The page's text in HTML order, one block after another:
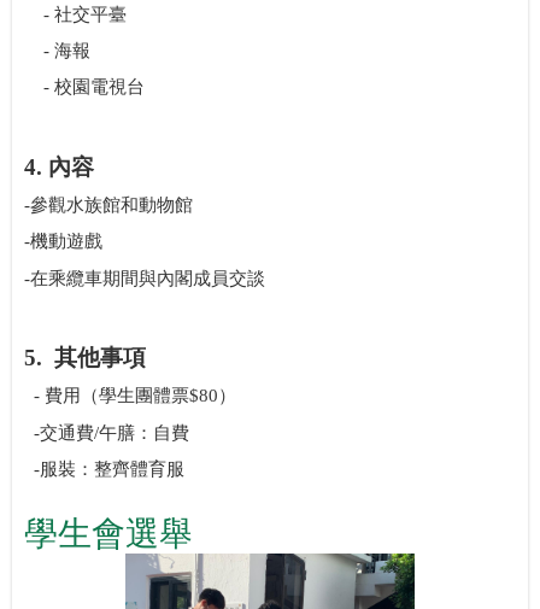
- 社交平臺
- 海報
- 校園電視台
4. 內容
-參觀水族館和動物館
-機動遊戲
-在乘纜車期間與內閣成員交談
5. 其他事項
- 費用（學生團體票$80）
-交通費/午膳：自費
-服裝：整齊體育服
學生會選舉